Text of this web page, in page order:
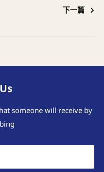
下一篇
someone will receive by